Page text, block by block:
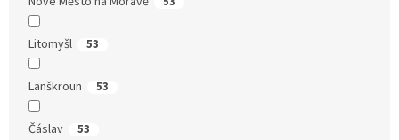
Litomyšl 53
Lanškroun 53
Čáslav 53